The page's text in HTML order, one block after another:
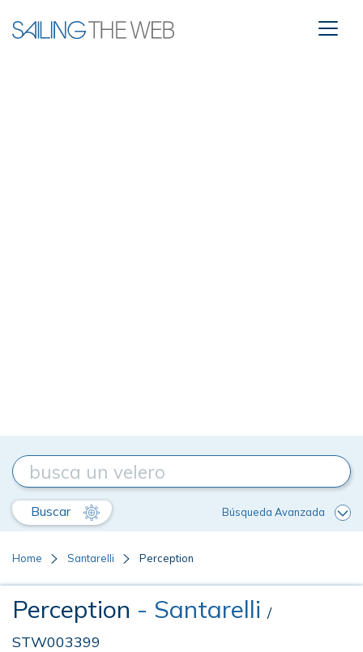
Buscar Búsqueda Avanzada
Home Santarelli Perception
Perception - Santarelli /
STW003399